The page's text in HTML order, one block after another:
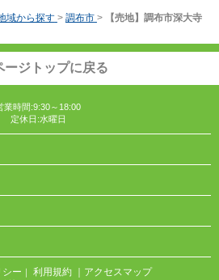
域から探す > 調布市 >
【売地】調布市深大寺
ージトップに戻る
業時間:9:30～18:00
定休日:水曜日
シー ｜ 利用規約 ｜アクセスマップ